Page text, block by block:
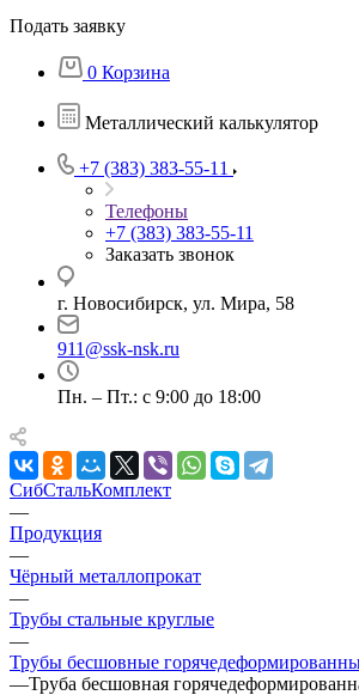
Подать заявку
0 Корзина
Металлический калькулятор
+7 (383) 383-55-11
Телефоны
+7 (383) 383-55-11
Заказать звонок
г. Новосибирск, ул. Мира, 58
911@ssk-nsk.ru
Пн. – Пт.: с 9:00 до 18:00
СибСтальКомплект
—
Продукция
—
Чёрный металлопрокат
—
Трубы стальные круглые
—
Трубы бесшовные
—Труба бесшовная